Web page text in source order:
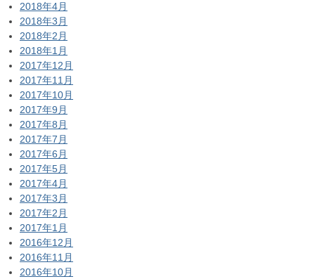
2018年4月
2018年3月
2018年2月
2018年1月
2017年12月
2017年11月
2017年10月
2017年9月
2017年8月
2017年7月
2017年6月
2017年5月
2017年4月
2017年3月
2017年2月
2017年1月
2016年12月
2016年11月
2016年10月